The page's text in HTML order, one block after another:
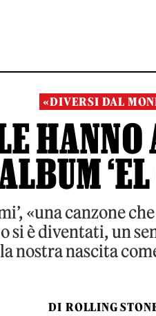
«DIVERSI DAL
«una canzone
si è diventati, un
nostra nascita
DI ROLLING